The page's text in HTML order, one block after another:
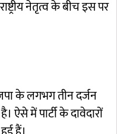
नेतृत्व के बीच इस पर
के लगभग तीन दर्जन
ऐसे में पार्टी के दावेदारों